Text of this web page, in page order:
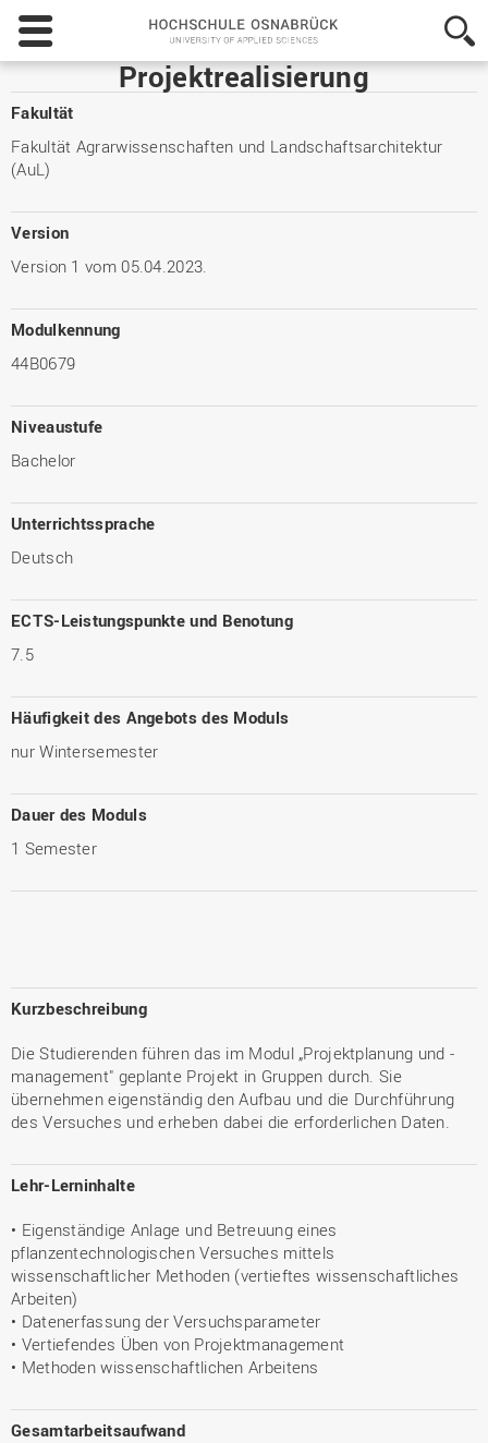
Hochschule
Osnabrück
-
University
Sciences
Projektrealisierung
Fakultät
Fakultät Agrarwissenschaften und Landschaftsarchitektur
(AuL)
Version
Version 1 vom 05.04.2023.
Modulkennung
44B0679
Niveaustufe
Bachelor
Unterrichtssprache
Deutsch
ECTS-Leistungspunkte und Benotung
7.5
Häufigkeit des Angebots des Moduls
nur Wintersemester
Dauer des Moduls
1 Semester
Kurzbeschreibung
Die Studierenden führen das im Modul „Projektplanung und -
management" geplante Projekt in Gruppen durch. Sie
übernehmen eigenständig den Aufbau und die Durchführung
des Versuches und erheben dabei die erforderlichen Daten.
Lehr-Lerninhalte
• Eigenständige Anlage und Betreuung eines
pflanzentechnologischen Versuches mittels
wissenschaftlicher Methoden (vertieftes wissenschaftliches
Arbeiten)
• Datenerfassung der Versuchsparameter
• Vertiefendes Üben von Projektmanagement
• Methoden wissenschaftlichen Arbeitens
Gesamtarbeitsaufwand